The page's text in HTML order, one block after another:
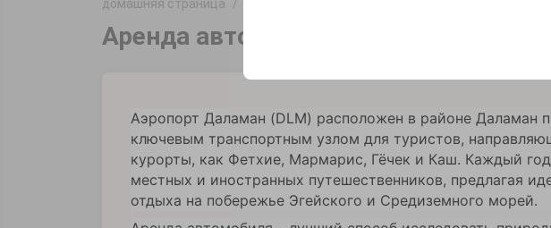
платформе путем сохранения настроек
домашняя страница
Аренда авто в аэропорту Даламан
Аэропорт Даламан (DLM) расположен в районе Даламан
ключевым транспортным узлом для туристов,
курорты, как Фетхие, Мармарис, Гёчек и Каш. Каждый
местных и иностранных путешественников, предлагая
отдыха на побережье Эгейского и Средиземного морей.